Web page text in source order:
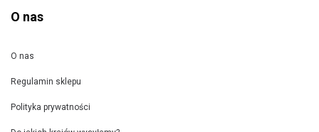
O nas
O nas
Regulamin sklepu
Polityka prywatności